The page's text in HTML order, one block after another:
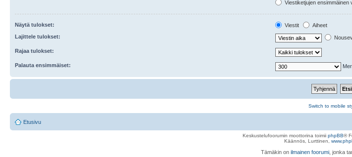
Viestiketjujen ensimmäinen
Näytä tulokset: Viestit
Aiheet
Lajittele tulokset:
Rajaa tulokset:
Palauta ensimmäiset:
Switch to mobile
Etusivu
Keskustelufoorumin moottorina toimii phpBB®
Käännös, Lurttinen,
Tämäkin on ilmainen foorumi , jonka